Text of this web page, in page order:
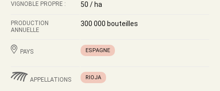
VIGNOBLE PROPRE : 50 / ha
PRODUCTION
ANNUELLE
300 000 bouteilles
PAYS ESPAGNE
APPELLATIONS RIOJA